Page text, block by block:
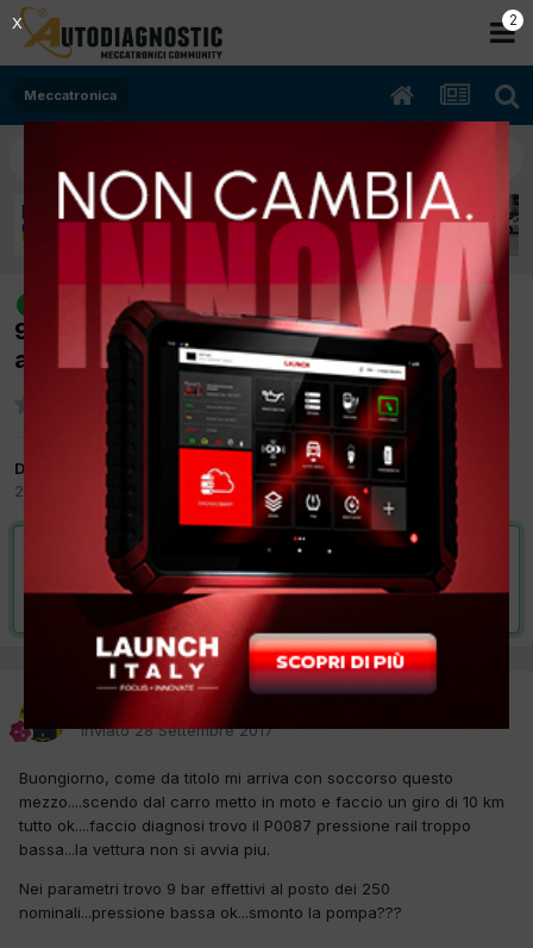
Meccatronica
[Fiat Freemont 02/2012 1956cc
939B5000 125Kw Diesel] Vettura non si
avvia DTC P0087
Da mg
28 Settembre 2017
Meccatronica
VAI ALLA SOLUZIONE
Risolta da mg,2 Ottobre 2017
Inviato28 Settembre 2017
Buongiorno, come da titolo mi arriva con soccorso questo
mezzo....scendo dal carro metto in moto e faccio un giro di 10 km
tutto ok....faccio diagnosi trovo il P0087 pressione rail troppo
bassa...la vettura non si avvia piu.
Nei parametri trovo 9 bar effettivi al posto dei 250
nominali...pressione bassa ok...smonto la pompa???
2
X